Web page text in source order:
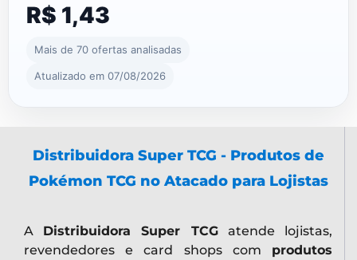
R$ 1,43
Mais de 70 ofertas analisadas
Atualizado em 07/08/2026
Distribuidora Super TCG - Produtos de
Pokémon TCG no Atacado para Lojistas
A Distribuidora Super TCGatende lojistas,
revendedores e card shops com produtos